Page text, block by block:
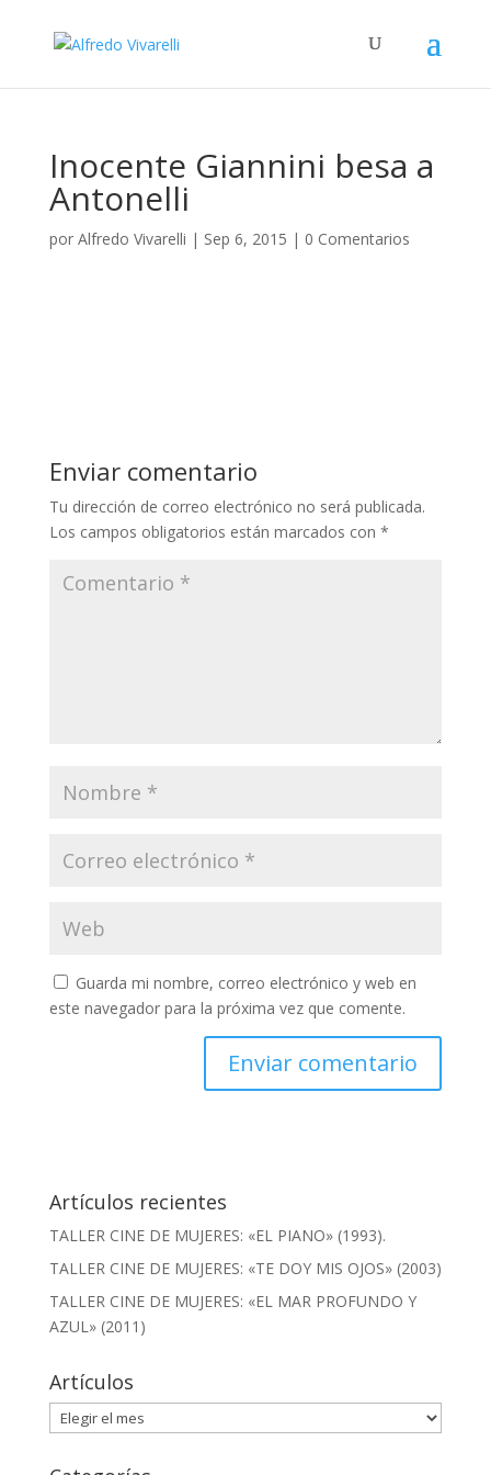
Inocente Giannini besa a
Antonelli
por Alfredo Vivarelli | Sep 6, 2015 | 0 Comentarios
Enviar comentario
Tu dirección de correo electrónico no será publicada.
Los campos obligatorios están marcados con *
Guarda mi nombre, correo electrónico y web en
este navegador para la próxima vez que comente.
Artículos recientes
TALLER CINE DE MUJERES: «EL PIANO» (1993).
TALLER CINE DE MUJERES: «TE DOY MIS OJOS» (2003)
TALLER CINE DE MUJERES: «EL MAR PROFUNDO Y
AZUL» (2011)
Artículos
Artículos